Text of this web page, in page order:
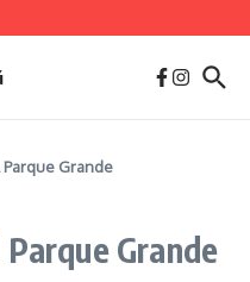
del Agua Luis Buñuel: tu oasis
Ruido de Zaragoza 2025-
y Objetivos
Grande
Grande